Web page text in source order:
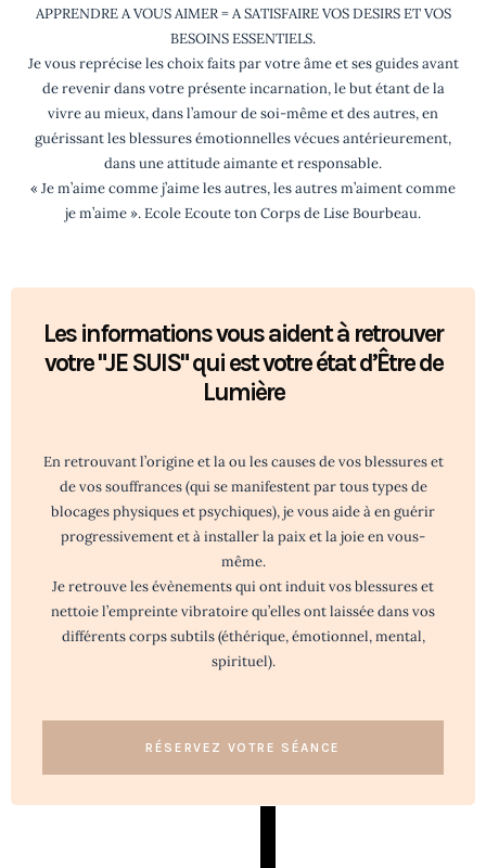
APPRENDRE A VOUS AIMER = A SATISFAIRE VOS DESIRS ET VOS
BESOINS ESSENTIELS.
Je vous reprécise les choix faits par votre âme et ses guides avant
de revenir dans votre présente incarnation, le but étant de la
vivre au mieux, dans l’amour de soi-même et des autres, en
guérissant les blessures émotionnelles vécues antérieurement,
dans une attitude aimante et responsable.
« Je m’aime comme j’aime les autres, les autres m’aiment comme
je m’aime ». Ecole Ecoute ton Corps de Lise Bourbeau.
Les informations vous aident à retrouver
votre "JE SUIS" qui est votre état d’Être de
Lumière
En retrouvant l’origine et la ou les causes de vos blessures et
de vos souffrances (qui se manifestent par tous types de
blocages physiques et psychiques), je vous aide à en guérir
progressivement et à installer la paix et la joie en vous-
même.
Je retrouve les évènements qui ont induit vos blessures et
nettoie l’empreinte vibratoire qu’elles ont laissée dans vos
différents corps subtils (éthérique, émotionnel, mental,
spirituel).
RÉSERVEZ VOTRE SÉANCE